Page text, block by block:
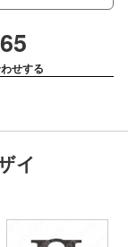
せする
イ